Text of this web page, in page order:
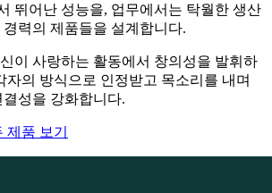
뛰어난 성능을, 업무에서는 탁월한 생산
력의 제품들을 설계합니다.
이 사랑하는 활동에서 창의성을 발휘하
자의 방식으로 인정받고 목소리를 내며
성을 강화합니다.
제품 보기